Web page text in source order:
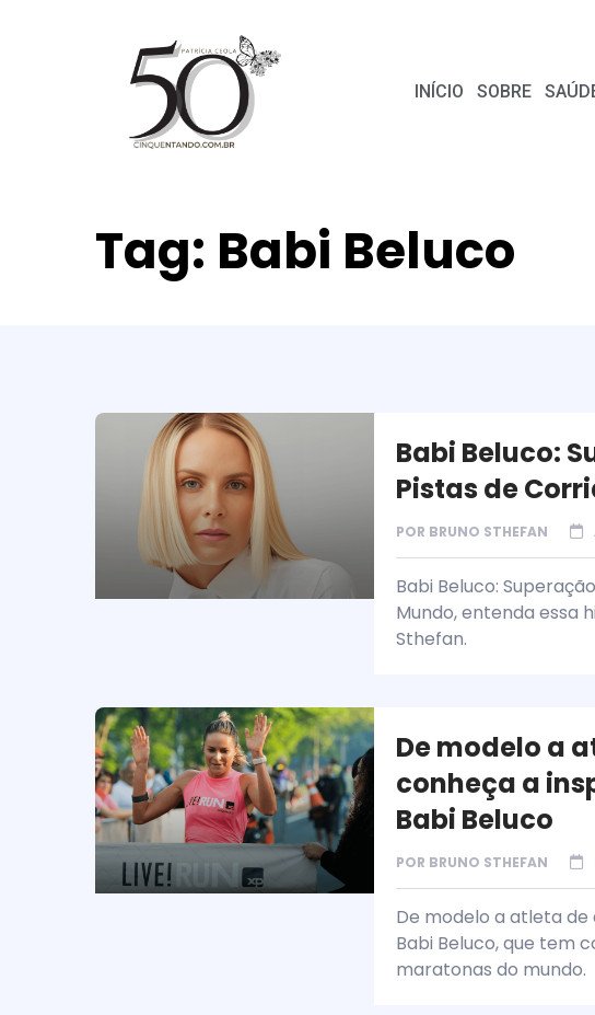
INÍCIO SOBRE
Tag: Babi Beluco
Babi Beluco:
Pistas de
POR BRUNO STHEFAN
Babi Beluco:
Mundo, entenda essa
Sthefan.
De modelo a
conheça a
Babi Beluco
POR BRUNO STHEFAN
De modelo a atleta de
Babi Beluco, que tem
maratonas do mundo.